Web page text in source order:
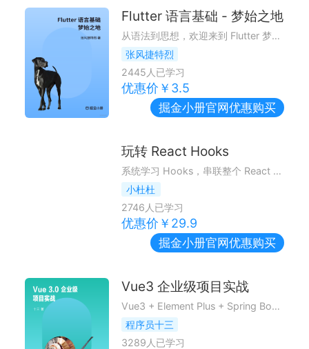
Flutter 语言基础 - 梦始之地
从语法到思想，欢迎来到 Flutter 梦开始的地方 ~
张风捷特烈
2445 人已学习
优惠价￥ 3.5
掘金小册官网优惠购买
玩转 React Hooks
系统学习 Hooks，串联整个 React 模块，实现技术进阶
小杜杜
2746 人已学习
优惠价￥ 29.9
掘金小册官网优惠购买
Vue3 企业级项目实战
Vue3 + Element Plus + Spring Boot 企业级项目开发，升职加薪，快人一步。
程序员十三
3289 人已学习